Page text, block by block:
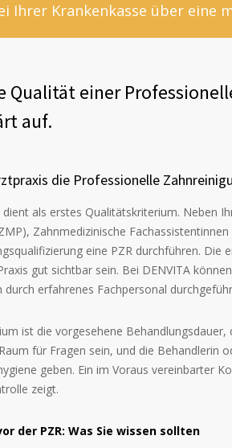
Ihrer Krankenkasse über eine
Qualität einer
auf.
die Professionelle
als erstes Qualitätskriterium. Neben
Zahnmedizinische
eine PZR durchführen.
gut sichtbar sein. Bei DENVITA
durch erfahrenes Fachpersonal
ist die vorgesehene
für Fragen sein, und die Behandlerin
geben. Ein im Voraus vereinbarter
zeigt.
der PZR: Was Sie wissen sollten